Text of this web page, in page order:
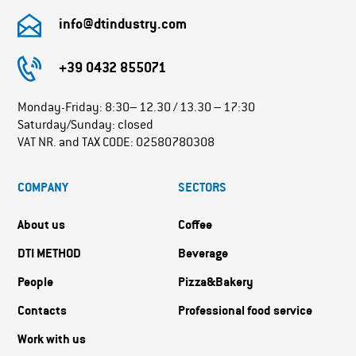
info@dtindustry.com
+39 0432 855071
Monday-Friday: 8:30– 12.30 / 13.30 – 17:30
Saturday/Sunday: closed
VAT NR. and TAX CODE: 02580780308
COMPANY
About us
DTI METHOD
People
Contacts
Work with us
SECTORS
Coffee
Beverage
Pizza&Bakery
Professional food service